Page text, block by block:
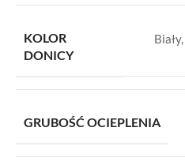
KOLOR
DONICY
Biały,
GRUBOŚĆ OCIEPLENIA